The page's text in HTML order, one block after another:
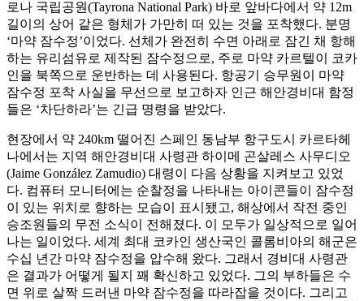
로나 국립공원(Tayrona National Park) 바로 앞바다에서 약 12m
길이의 상어 같은 형체가 가만히 떠 있는 것을 포착했다. 분명
‘마약 잠수정’이었다. 선체가 완전히 수면 아래로 잠긴 채 항해
하는 유리섬유로 제작된 잠수정으로, 주로 마약 카르텔이 코카
인을 북쪽으로 운반하는 데 사용된다. 항공기 승무원이 마약
잠수정 포착 사실을 무선으로 보고하자 인근 해안경비대 함정
들은 ‘차단하라’는 긴급 명령을 받았다.
현장에서 약 240km 떨어진 스페인 동남부 항구도시 카르타헤
나에서는 지역 해안경비대 사령관 하이메 곤살레스 사무디오
(Jaime González Zamudio) 대령이 다음 상황을 지켜보고 있었
다. 컴퓨터 모니터에는 순찰정을 나타내는 아이콘들이 잠수정
이 있는 위치로 향하는 모습이 표시됐고, 해상에서 작전 중인
승조원들의 무전 소식이 전해졌다. 이 모두가 일상적으로 일어
나는 일이었다. 세계 최대 코카인 생산국인 콜롬비아의 해군은
수십 년간 마약 잠수정을 압수해 왔다. 그래서 경비대 사령관
은 결과가 어떻게 될지 꽤 확신하고 있었다. 그의 부하들은 수
면 위로 살짝 드러낸 마약 잠수정을 따라잡을 것이다. 그리고